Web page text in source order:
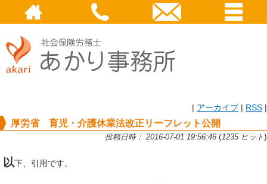
| アーカイブ | RSS |
厚労省 育児・介護休業法改正リーフレット公開
投稿日時： 2016-07-01 19:56:46 (1235 ヒット)
以下、引用です。